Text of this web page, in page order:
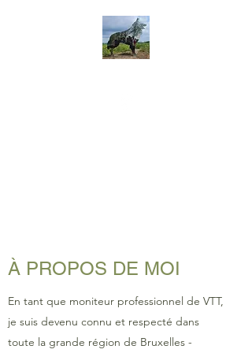
À PROPOS DE MOI
En tant que moniteur professionnel de VTT,
je suis devenu connu et respecté dans
toute la grande région de Bruxelles -